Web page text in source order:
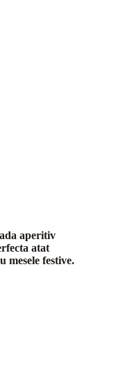
aperitiv
atat
mesele festive.